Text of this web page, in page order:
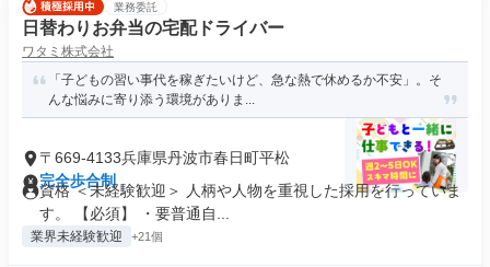
業務委託
日替わりお弁当の宅配ドライバー
ワタミ株式会社
「子どもの習い事代を稼ぎたいけど、急な熱で休めるか不安」。そ
んな悩みに寄り添う環境がありま...
〒669-4133兵庫県丹波市春日町平松
完全歩合制
資格 ＜未経験歓迎＞ 人柄や人物を重視した採用を行っていま
す。 【必須】 ・要普通自...
業界未経験歓迎 +21個